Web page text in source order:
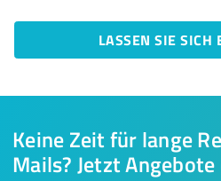
LASSEN SIE SICH
Keine Zeit für lange
Mails? Jetzt